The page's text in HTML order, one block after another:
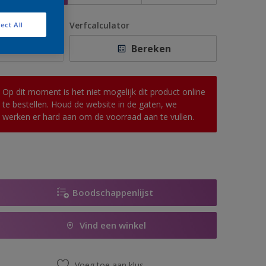
Verfcalculator
Bereken
Op dit moment is het niet mogelijk dit product online
te bestellen. Houd de website in de gaten, we
werken er hard aan om de voorraad aan te vullen.
Boodschappenlijst
Vind een winkel
All